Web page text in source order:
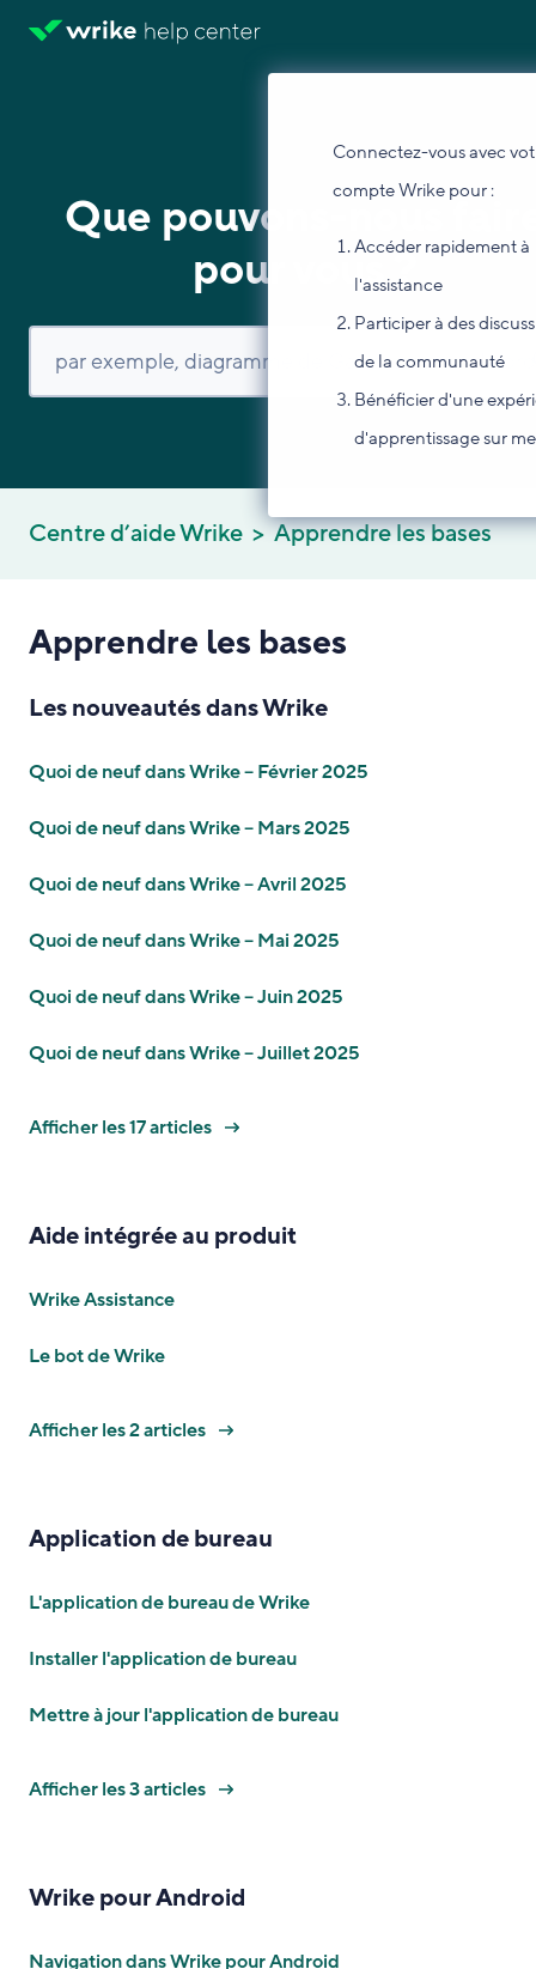
Connectez-vous avec
compte Wrike pour :
Accéder rapidement à
l'assistance
Participer à des
de la communauté
Bénéficier d'une
d'apprentissage sur
Que pouvons-nous
pour vous ?
Centre d’aide Wrike Apprendre les bases
Apprendre les bases
Les nouveautés dans Wrike
Quoi de neuf dans Wrike – Février 2025
Quoi de neuf dans Wrike – Mars 2025
Quoi de neuf dans Wrike – Avril 2025
Quoi de neuf dans Wrike – Mai 2025
Quoi de neuf dans Wrike – Juin 2025
Quoi de neuf dans Wrike – Juillet 2025
Afficher les 17 articles
Aide intégrée au produit
Wrike Assistance
Le bot de Wrike
Afficher les 2 articles
Application de bureau
L'application de bureau de Wrike
Installer l'application de bureau
Mettre à jour l'application de bureau
Afficher les 3 articles
Wrike pour Android
Navigation dans Wrike pour Android